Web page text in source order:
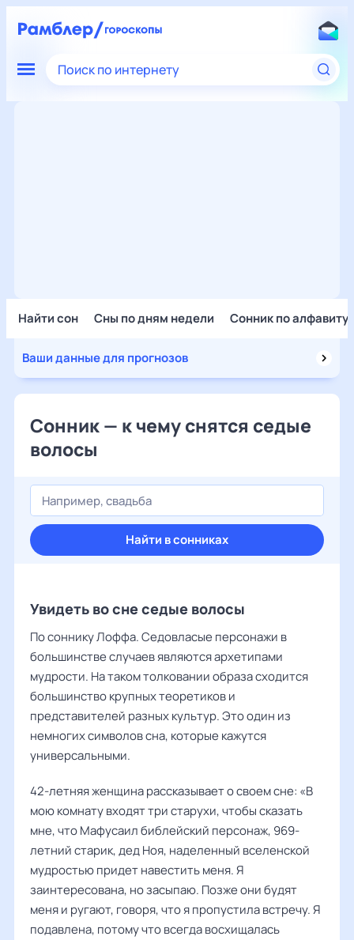
Поиск по интернету
Найти сон Сны по дням недели Сонник по алфавиту
Ваши данные для прогнозов
Сонник — к чему снятся седые
волосы
Найти в сонниках
Увидеть во сне седые волосы
По соннику Лоффа. Седовласые персонажи в
большинстве случаев являются архетипами
мудрости. На таком толковании образа сходится
большинство крупных теоретиков и
представителей разных культур. Это один из
немногих символов сна, которые кажутся
универсальными.
42-летняя женщина рассказывает о своем сне: «В
мою комнату входят три старухи, чтобы сказать
мне, что Мафусаил библейский персонаж, 969-
летний старик, дед Ноя, наделенный вселенской
мудростью придет навестить меня. Я
заинтересована, но засыпаю. Позже они будят
меня и ругают, говоря, что я пропустила встречу. Я
подавлена, потому что всегда восхищалась